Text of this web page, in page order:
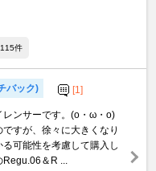
件
バック) [1]
レンサーです。(o・ω・o)
すが、徐々に大きくなり
可能性を考慮して購入し
＆R ...